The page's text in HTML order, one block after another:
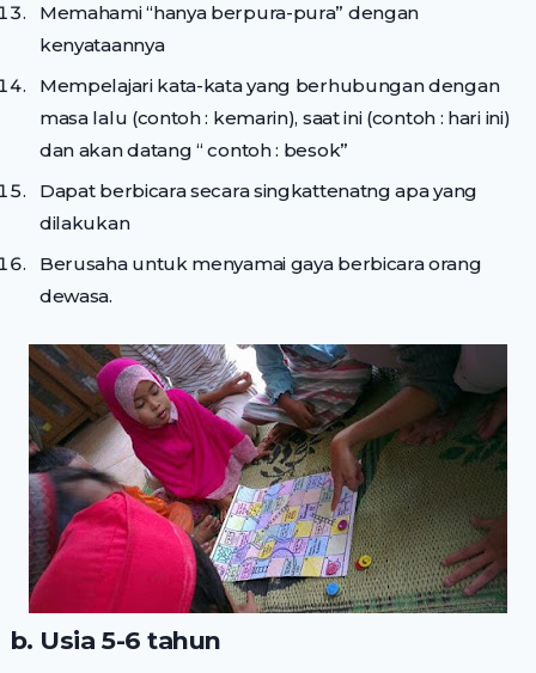
Memahami “hanya berpura-pura” dengan
kenyataannya
Mempelajari kata-kata yang berhubungan dengan
masa lalu (contoh : kemarin), saat ini (contoh : hari ini)
dan akan datang “ contoh : besok”
Dapat berbicara secara singkattenatng apa yang
dilakukan
Berusaha untuk menyamai gaya berbicara orang
dewasa.
b. Usia 5-6 tahun